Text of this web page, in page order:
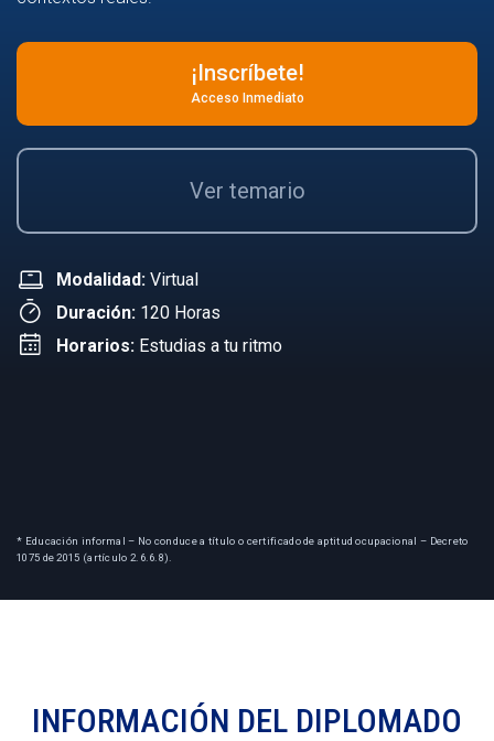
¡Inscríbete!
Acceso Inmediato
Ver temario
Modalidad: Virtual
Duración: 120 Horas
Horarios: Estudias a tu ritmo
* Educación informal – No conduce a título o certificado de aptitud ocupacional – Decreto
1075 de 2015 (artículo 2.6.6.8).
INFORMACIÓN DEL DIPLOMADO